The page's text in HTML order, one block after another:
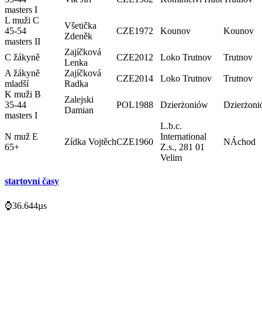
masters I
L muži C
45-54
masters II
Všetička
Zdeněk
CZE1972 Kounov Kounov
C žákyně
Zajíčková
Lenka
CZE2012 Loko Trutnov
Trutnov
A žákyně
mladší
Zajíčková
Radka
CZE2014 Loko Trutnov
Trutnov
K muži B
35-44
masters I
Zalejski
Damian
POL1988 Dzierżoniów
N muž E
65+
Zídka VojtěchCZE1960
L.b.c.
International
Z.s., 281 01
Velim
NÁchod
startovní časy
⌚36.644µs